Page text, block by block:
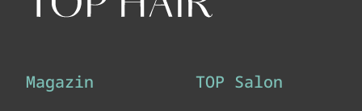
Magazin TOP Salon